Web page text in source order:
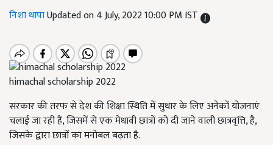
निशा थापाUpdated on 4 July, 2022 10:00 PM IST
himachal scholarship 2022
सरकार की तरफ से देश की शिक्षा स्थिति में सुधार के लिए अनेकों योजनाएं
चलाई जा रही हैं, जिसमें से एक मेधावी छात्रों को दी जाने वाली छात्रवृत्ति, है,
जिसके द्वारा छात्रों का मनोबल बढ़ता है.